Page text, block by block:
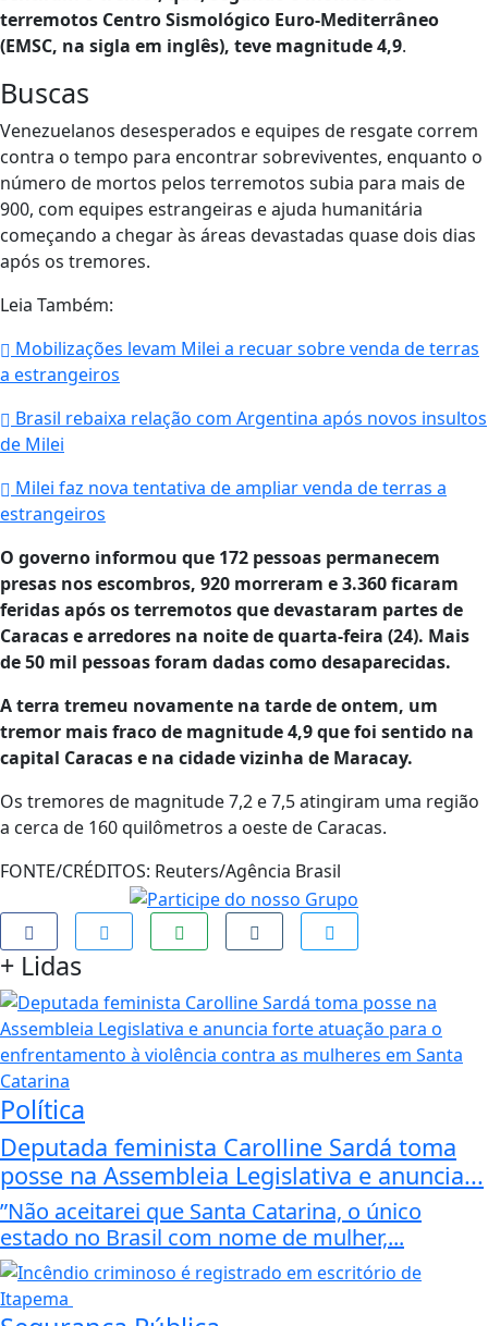
terremotos Centro Sismológico Euro-Mediterrâneo
(EMSC, na sigla em inglês), teve magnitude 4,9.
Buscas
Venezuelanos desesperados e equipes de resgate correm
contra o tempo para encontrar sobreviventes, enquanto o
número de mortos pelos terremotos subia para mais de
900, com equipes estrangeiras e ajuda humanitária
começando a chegar às áreas devastadas quase dois dias
após os tremores.
Leia Também:
Mobilizações levam Milei a recuar sobre venda de terras
a estrangeiros
Brasil rebaixa relação com Argentina após novos insultos
de Milei
Milei faz nova tentativa de ampliar venda de terras a
estrangeiros
O governo informou que 172 pessoas permanecem
presas nos escombros, 920 morreram e 3.360 ficaram
feridas após os terremotos que devastaram partes de
Caracas e arredores na noite de quarta-feira (24). Mais
de 50 mil pessoas foram dadas como desaparecidas.
A terra tremeu novamente na tarde de ontem, um
tremor mais fraco de magnitude 4,9 que foi sentido na
capital Caracas e na cidade vizinha de Maracay.
Os tremores de magnitude 7,2 e 7,5 atingiram uma região
a cerca de 160 quilômetros a oeste de Caracas.
FONTE/CRÉDITOS: Reuters/Agência Brasil
+ Lidas
Política
Deputada feminista Carolline Sardá toma
posse na Assembleia Legislativa e anuncia...
”Não aceitarei que Santa Catarina, o único
estado no Brasil com nome de mulher,...